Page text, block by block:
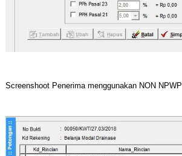
Screenshoot Penerima menggunakan NON NPWP